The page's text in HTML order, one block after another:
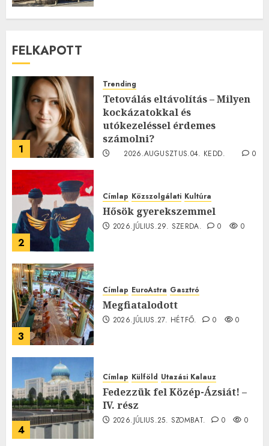
FELKAPOTT
1
Trending
Tetoválás eltávolítás – Milyen
kockázatokkal és
utókezeléssel érdemes
számolni?
2026.AUGUSZTUS.04. KEDD.
0
2
Címlap Közszolgálati Kultúra
Hősök gyerekszemmel
2026.JÚLIUS.29. SZERDA. 0 0
3
Címlap EuroAstra Gasztró
Megfiatalodott
2026.JÚLIUS.27. HÉTFŐ. 0 0
4
Címlap Külföld Utazási Kalauz
Fedezzük fel Közép-Ázsiát! –
IV. rész
2026.JÚLIUS.25. SZOMBAT. 0 0